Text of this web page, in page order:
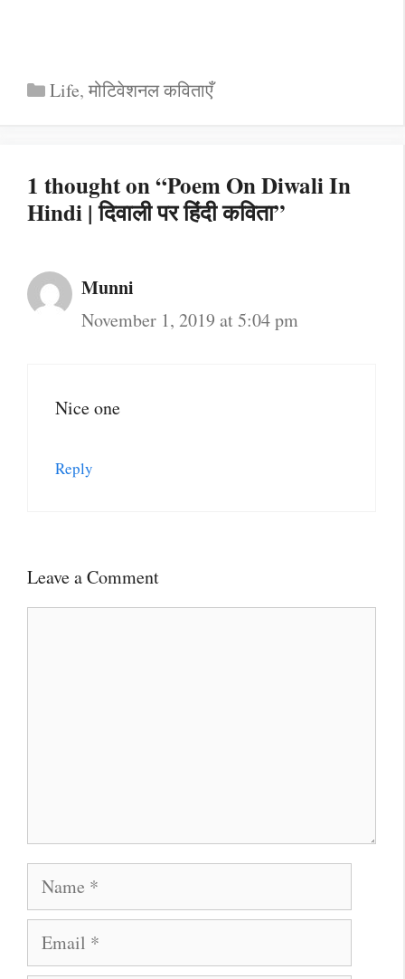
Categories
Life,मोटिवेशनल कविताएँ
1 thought on “Poem On Diwali In
Hindi | दिवाली पर हिंदी कविता”
Munni
November 1, 2019 at 5:04 pm
Nice one
Reply
Leave a Comment
Name
Email